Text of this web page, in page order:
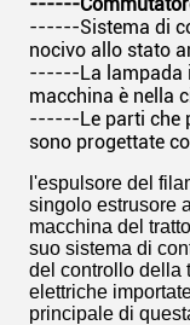
------Sistema di
nocivo allo stato
------La lampada
macchina è nella
------Le parti che
sono progettate
l'espulsore del
singolo estrusore
macchina del
suo sistema di
del controllo della
elettriche
principale di